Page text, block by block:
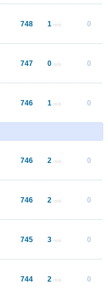
748 1 m/s 0
747 0 m/s 0
746 1 m/s 0
746 2 m/s 0
746 2 m/s 0
745 3 m/s 0
744 2 m/s 0